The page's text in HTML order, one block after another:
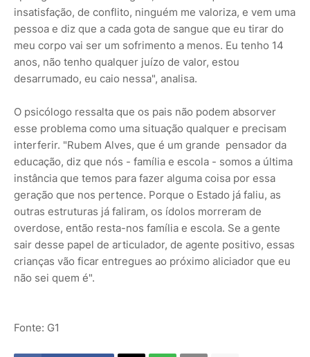
insatisfação, de conflito, ninguém me valoriza, e vem uma
pessoa e diz que a cada gota de sangue que eu tirar do
meu corpo vai ser um sofrimento a menos. Eu tenho 14
anos, não tenho qualquer juízo de valor, estou
desarrumado, eu caio nessa", analisa.
O psicólogo ressalta que os pais não podem absorver
esse problema como uma situação qualquer e precisam
interferir. "Rubem Alves, que é um grande pensador da
educação, diz que nós - família e escola - somos a última
instância que temos para fazer alguma coisa por essa
geração que nos pertence. Porque o Estado já faliu, as
outras estruturas já faliram, os ídolos morreram de
overdose, então resta-nos família e escola. Se a gente
sair desse papel de articulador, de agente positivo, essas
crianças vão ficar entregues ao próximo aliciador que eu
não sei quem é".
Fonte: G1